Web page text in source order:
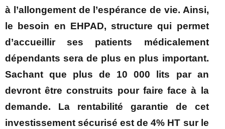
à l’allongement de l’espérance de vie. Ainsi,
le besoin en EHPAD, structure qui permet
d’accueillir ses patients médicalement
dépendants sera de plus en plus important.
Sachant que plus de 10 000 lits par an
devront être construits pour faire face à la
demande. La rentabilité garantie de cet
investissement sécurisé est de 4% HT sur le